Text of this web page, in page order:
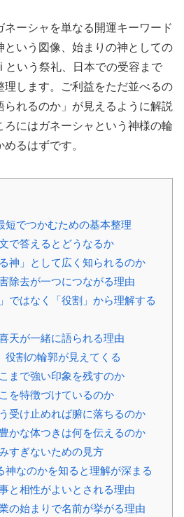
ーシャを単なる開運キーワード
という図像、始まりの神としての
という祭礼、日本での受容まで
理します。ご利益をただ並べるの
れるのか」が見えるように解説
にはガネーシャという神様の輪
るはずです。
短でつかむための基本整理
で答えるとどうなるか
神」として広く知られるのか
除去が一つにつながる理由
ではなく「役割」から理解する
天が一緒に語られる理由
役割の輪郭が見えてくる
まで強い印象を残すのか
を特徴づけているのか
受け止めれば腑に落ちるのか
かな体つきは何を伝えるのか
すぎないための見方
神なのかを知ると理解が深まる
と相性がよいとされる理由
の始まりで名前が挙がる理由